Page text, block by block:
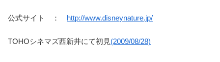
公式サイト ： http://www.disneynature.jp/
TOHOシネマズ西新井にて初見(2009/08/28)